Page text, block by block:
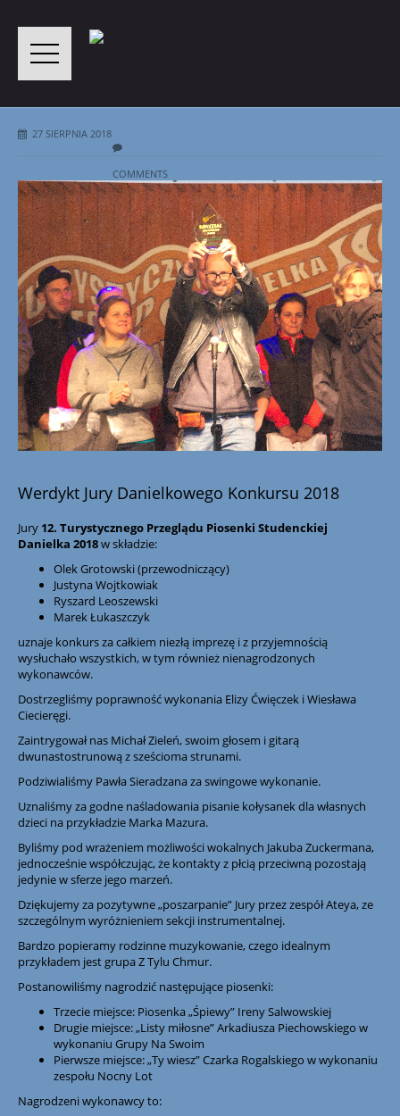
27 SIERPNIA 2018
COMMENTS
Werdykt Jury Danielkowego Konkursu 2018
Jury 12. Turystycznego Przeglądu Piosenki Studenckiej
Danielka 2018w składzie:
Olek Grotowski (przewodniczący)
Justyna Wojtkowiak
Ryszard Leoszewski
Marek Łukaszczyk
uznaje konkurs za całkiem niezłą imprezę i z przyjemnością
wysłuchało wszystkich, w tym również nienagrodzonych
wykonawców.
Dostrzegliśmy poprawność wykonania Elizy Ćwięczek i Wiesława
Ciecieręgi.
Zaintrygował nas Michał Zieleń, swoim głosem i gitarą
dwunastostrunową z sześcioma strunami.
Podziwialiśmy Pawła Sieradzana za swingowe wykonanie.
Uznaliśmy za godne naśladowania pisanie kołysanek dla własnych
dzieci na przykładzie Marka Mazura.
Byliśmy pod wrażeniem możliwości wokalnych Jakuba Zuckermana,
jednocześnie współczując, że kontakty z płcią przeciwną pozostają
jedynie w sferze jego marzeń.
Dziękujemy za pozytywne „poszarpanie” Jury przez zespół Ateya, ze
szczególnym wyróżnieniem sekcji instrumentalnej.
Bardzo popieramy rodzinne muzykowanie, czego idealnym
przykładem jest grupa Z Tylu Chmur.
Postanowiliśmy nagrodzić następujące piosenki:
Trzecie miejsce: Piosenka „Śpiewy” Ireny Salwowskiej
Drugie miejsce: „Listy miłosne” Arkadiusza Piechowskiego w
wykonaniu Grupy Na Swoim
Pierwsze miejsce: „Ty wiesz” Czarka Rogalskiego w wykonaniu
zespołu Nocny Lot
Nagrodzeni wykonawcy to: